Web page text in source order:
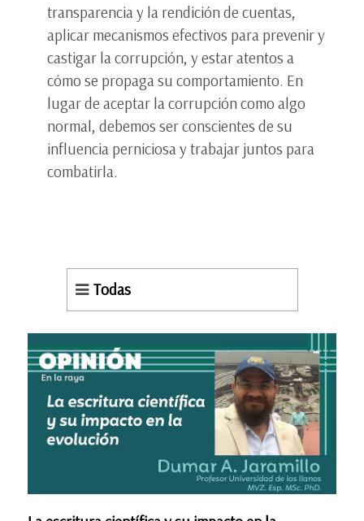
transparencia y la rendición de cuentas,
aplicar mecanismos efectivos para prevenir y
castigar la corrupción, y estar atentos a
cómo se propaga su comportamiento. En
lugar de aceptar la corrupción como algo
normal, debemos ser conscientes de su
influencia perniciosa y trabajar juntos para
combatirla.
Todas